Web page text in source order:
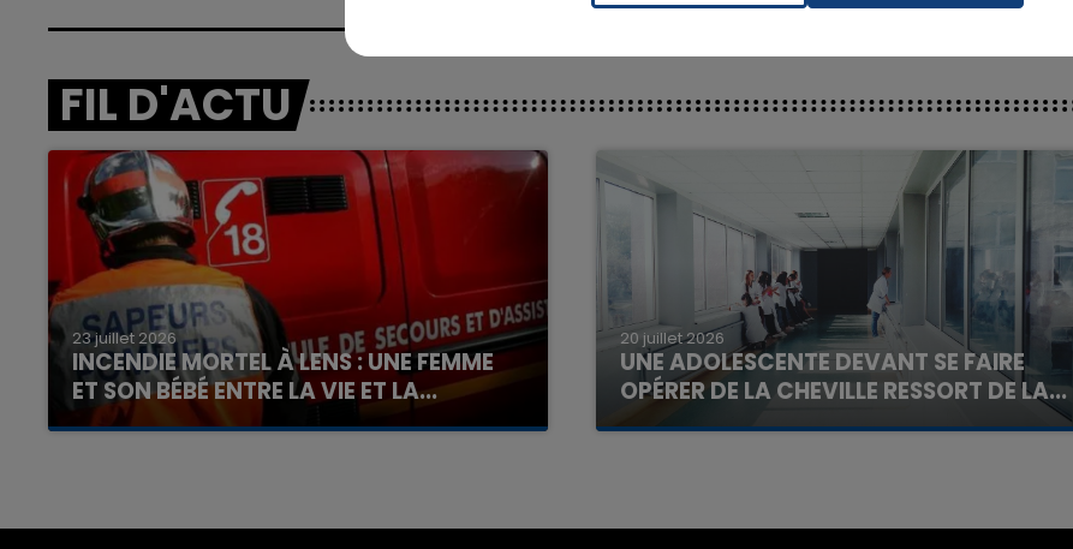
FIL D'ACTU
23 juillet 2026
INCENDIE MORTEL À LENS : UNE FEMME
ET SON BÉBÉ ENTRE LA VIE ET LA...
Un homme s'est immolé par le feu après avoir
20 juillet 2026
UNE ADOLESCENTE DEVANT SE FAIRE
OPÉRER DE LA CHEVILLE RESSORT DE LA...
La famille a porté plainte contre la clinique qui a